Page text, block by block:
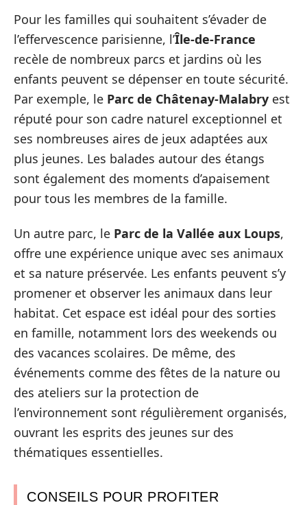
Pour les familles qui souhaitent s’évader de
l’effervescence parisienne, l’Île-de-France
recèle de nombreux parcs et jardins où les
enfants peuvent se dépenser en toute sécurité.
Par exemple, le Parc de Châtenay-Malabry est
réputé pour son cadre naturel exceptionnel et
ses nombreuses aires de jeux adaptées aux
plus jeunes. Les balades autour des étangs
sont également des moments d’apaisement
pour tous les membres de la famille.
Un autre parc, le Parc de la Vallée aux Loups,
offre une expérience unique avec ses animaux
et sa nature préservée. Les enfants peuvent s’y
promener et observer les animaux dans leur
habitat. Cet espace est idéal pour des sorties
en famille, notamment lors des weekends ou
des vacances scolaires. De même, des
événements comme des fêtes de la nature ou
des ateliers sur la protection de
l’environnement sont régulièrement organisés,
ouvrant les esprits des jeunes sur des
thématiques essentielles.
CONSEILS POUR PROFITER